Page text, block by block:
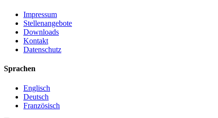
Impressum
Stellenangebote
Downloads
Kontakt
Datenschutz
Sprachen
Englisch
Deutsch
Französisch